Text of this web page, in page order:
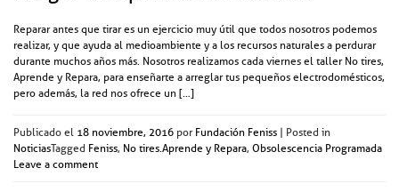
Reparar antes que tirar es un ejercicio muy útil que todos nosotros podemos
realizar, y que ayuda al medioambiente y a los recursos naturales a perdurar
durante muchos años más. Nosotros realizamos cada viernes el taller No tires,
Aprende y Repara, para enseñarte a arreglar tus pequeños electrodomésticos,
pero además, la red nos ofrece un […]
Publicado el 18 noviembre, 2016 por Fundación Feniss | Posted in
NoticiasTagged Feniss, No tires.Aprende y Repara, Obsolescencia Programada
Leave a comment